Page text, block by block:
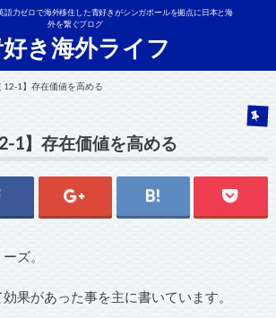
語力ゼロで海外移住した青好きがシンガポールを拠点に日本と海
外を繋ぐブログ
き海外ライフ
12-1】存在価値を高める
1】存在価値を高める
ズ。
果があった事を主に書いています。